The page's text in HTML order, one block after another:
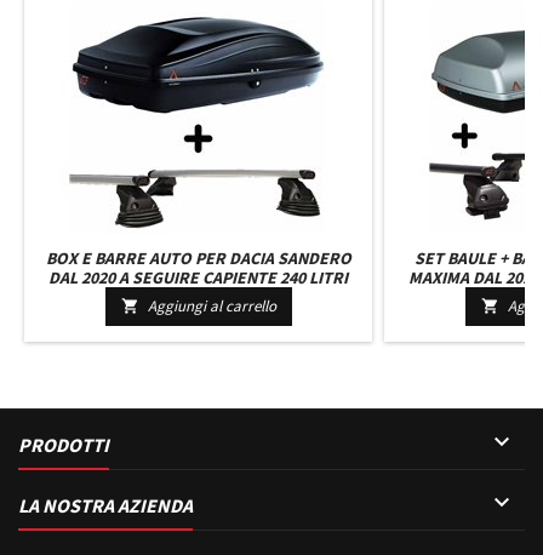
BOX E BARRE AUTO PER DACIA SANDERO
DAL 2020 A SEGUIRE CAPIENTE 240 LITRI
COLORE NERO CON CHIAVE BARRE 127 CM
C/KIT ATTACCHI
 Aggiungi al carrello
SET BAULE +
MAXIMA DAL
GRIGIO CHIARO
127 CM

PRODOTTI 
LA NOSTRA AZIENDA 